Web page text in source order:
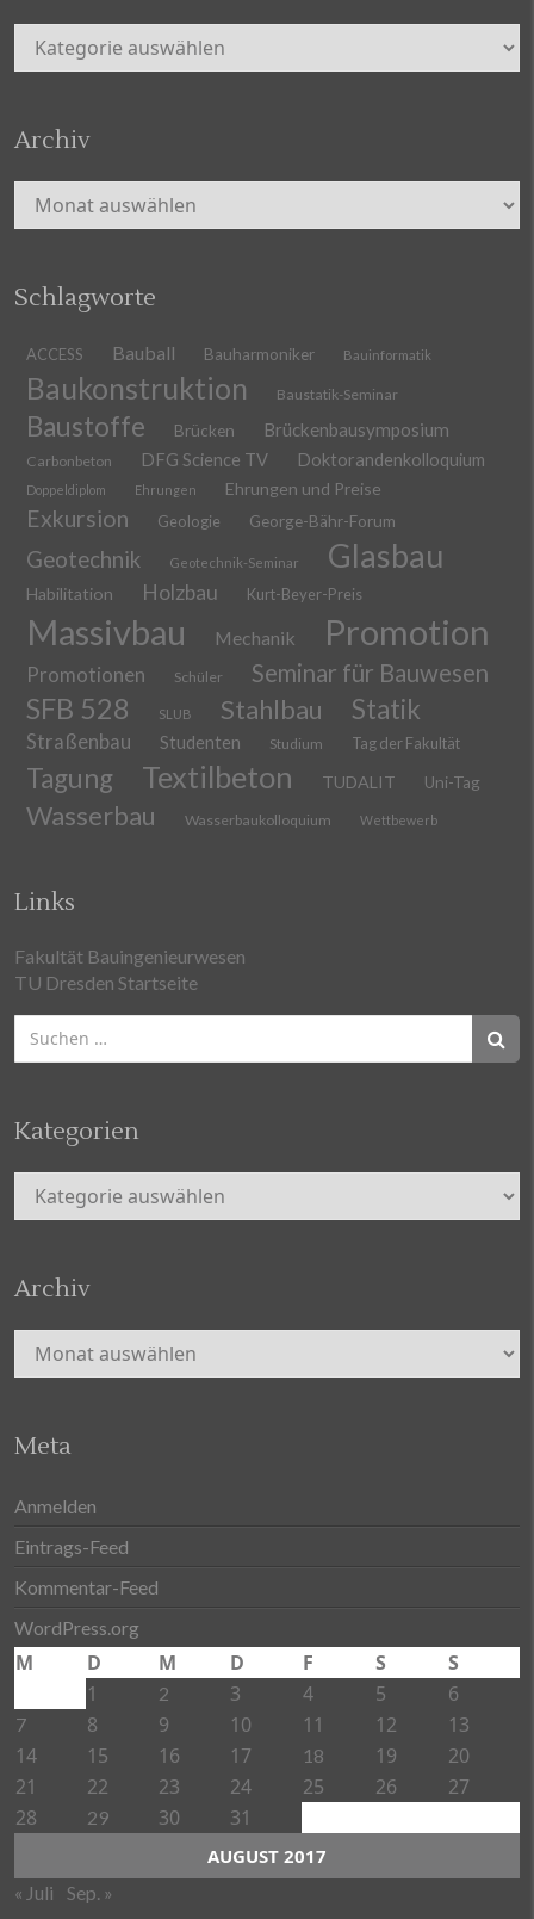
Kategorien
Archiv
Archiv
Schlagworte
ACCESS Bauball Bauharmoniker Bauinformatik
Baukonstruktion Baustatik-Seminar
Baustoffe Brücken Brückenbausymposium
Carbonbeton DFG Science TV Doktorandenkolloquium
Doppeldiplom Ehrungen Ehrungen und Preise
Exkursion Geologie George-Bähr-Forum
Geotechnik Geotechnik-Seminar Glasbau
Habilitation Holzbau Kurt-Beyer-Preis
Massivbau Mechanik Promotion
Promotionen Schüler Seminar für Bauwesen
SFB 528 SLUB Stahlbau Statik
Straßenbau Studenten Studium Tag der Fakultät
Tagung Textilbeton TUDALIT Uni-Tag
Wasserbau Wasserbaukolloquium Wettbewerb
Links
Fakultät Bauingenieurwesen
TU Dresden Startseite
Suchen
nach:
Kategorien
Kategorien
Archiv
Archiv
Meta
Anmelden
Eintrags-Feed
Kommentar-Feed
WordPress.org
AUGUST 2017
M D M D F S
S
1
2 3 4 5 6
7 8 9 10 11 12
13
14
15 16 17 18 19
20
21
22 23 24 25 26
27
28
29 30 31
« Juli Sep. »